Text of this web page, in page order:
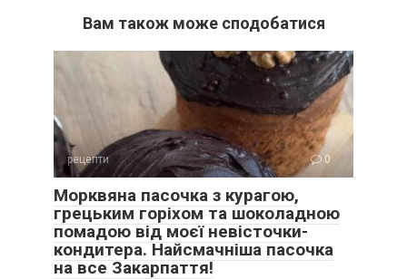
Вам також може сподобатися
рецепти 0
Морквяна пасочка з курагою,
грецьким горіхом та шоколадною
помадою від моєї невісточки-
кондитера. Найсмачніша пасочка
на все Закарпаття!